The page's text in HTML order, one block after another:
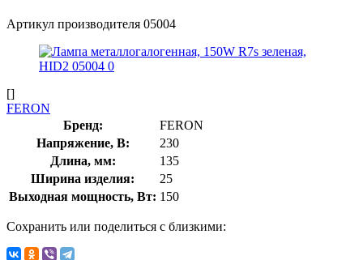
Артикул производителя 05004
[]
FERON
Бренд:
FERON
Напряжение, В:
230
Длина, мм:
135
Ширина изделия:
25
Выходная мощность, Вт: 150
Сохранить или поделиться с близкими: